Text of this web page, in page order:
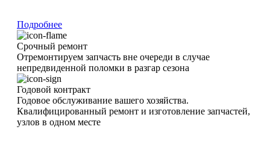
Подробнее
Срочный ремонт
Отремонтируем запчасть вне очереди в случае
непредвиденной поломки в разгар сезона
Годовой контракт
Годовое обслуживание вашего хозяйства.
Квалифицированный ремонт и изготовление запчастей,
узлов в одном месте